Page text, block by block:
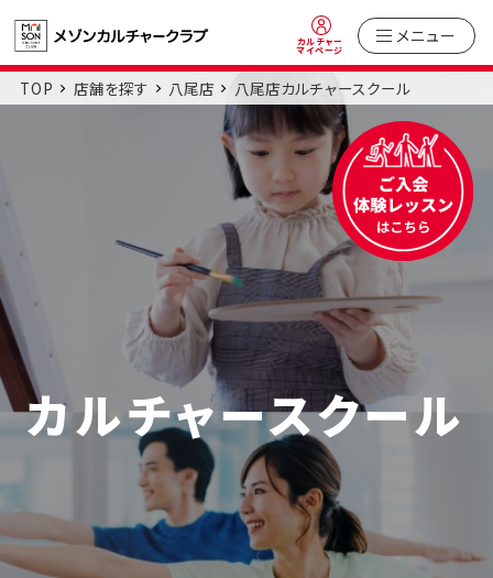
カルチャー
マイページ
メニュー
カルチャースクール
TOP 店舗を探す 八尾店 八尾店カルチャースクール